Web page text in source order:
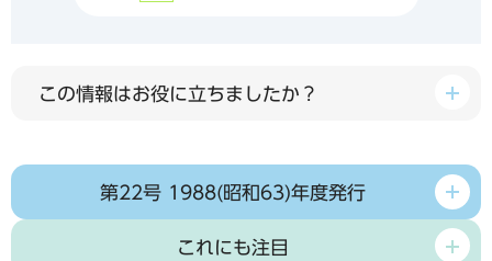
この情報はお役に立ちましたか？
第22号 1988(昭和63)年度発行
これにも注目